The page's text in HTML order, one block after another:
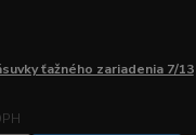
ťažného zariadenia 7/13